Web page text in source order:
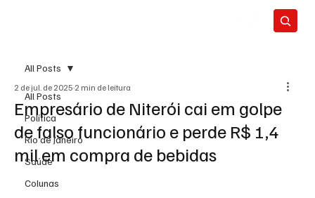
All Posts
Política
Rio de Janeiro
Saúde
Colunas
All Posts
Empresário de Niterói cai em golpe
de falso funcionário e perde R$ 1,4
mil em compra de bebidas
2 de jul. de 2025 2 min de leitura